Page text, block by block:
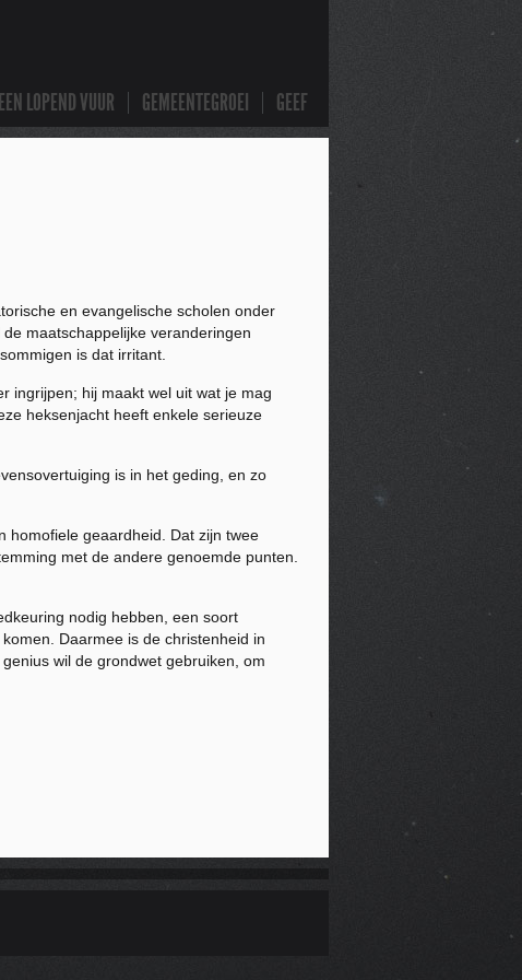
LOPEND VUUR GEMEENTEGROEI GEEF
en evangelische scholen onder
maatschappelijke veranderingen
is dat irritant.
ingrijpen; hij maakt wel uit wat je mag
heksenjacht heeft enkele serieuze
is in het geding, en zo
homofiele geaardheid. Dat zijn twee
met de andere genoemde punten.
nodig hebben, een soort
Daarmee is de christenheid in
wil de grondwet gebruiken, om